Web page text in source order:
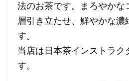
法のお茶です。まろやかな
層引き立たせ、鮮やかな濃
す。
当店は日本茶インストラク
す。